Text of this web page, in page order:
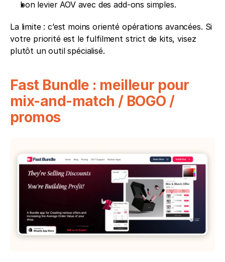
bon levier AOV avec des add-ons simples.
La limite : c’est moins orienté opérations avancées. Si
votre priorité est le fulfilment strict de kits, visez
plutôt un outil spécialisé.
Fast Bundle : meilleur pour
mix-and-match / BOGO /
promos